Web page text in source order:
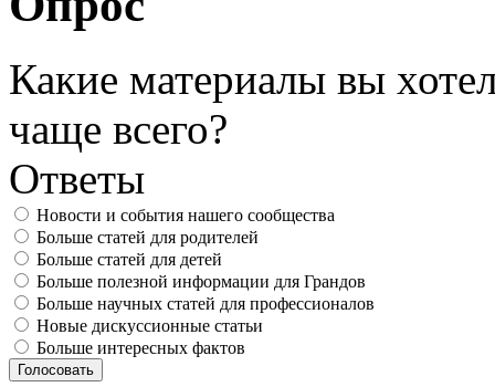
Какие материалы вы
чаще всего?
Ответы
Новости и события нашего сообщества
Больше статей для родителей
Больше статей для детей
Больше полезной информации для Грандов
Больше научных статей для профессионалов
Новые дискуссионные статьи
Больше интересных фактов